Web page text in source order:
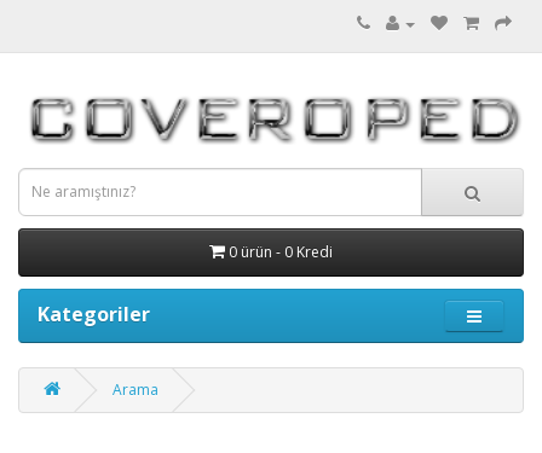
0 ürün - 0 Kredi
Kategoriler
Arama